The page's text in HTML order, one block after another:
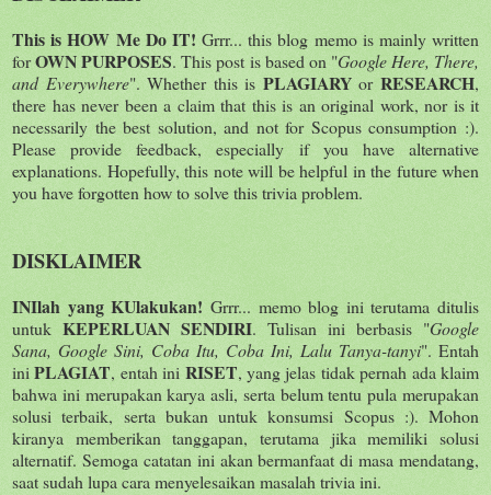
This is HOW Me Do IT! Grrr... this blog memo is mainly written
forOWN PURPOSES. This post is based on "Google Here, There,
and Everywhere". Whether this is PLAGIARYorRESEARCH,
there has never been a claim that this is an original work, nor is it
necessarily the best solution, and not for Scopus consumption :).
Please provide feedback, especially if you have alternative
explanations. Hopefully, this note will be helpful in the future when
you have forgotten how to solve this trivia problem.
DISKLAIMER
INIlah yang KUlakukan! Grrr... memo blog ini terutama ditulis
untuk KEPERLUAN SENDIRI. Tulisan ini berbasis "Google
Sana, Google Sini, Coba Itu, Coba Ini, Lalu Tanya-tanyi". Entah
iniPLAGIAT, entah ini RISET, yang jelas tidak pernah ada klaim
bahwa ini merupakan karya asli, serta belum tentu pula merupakan
solusi terbaik, serta bukan untuk konsumsi Scopus :). Mohon
kiranya memberikan tanggapan, terutama jika memiliki solusi
alternatif. Semoga catatan ini akan bermanfaat di masa mendatang,
saat sudah lupa cara menyelesaikan masalah trivia ini.